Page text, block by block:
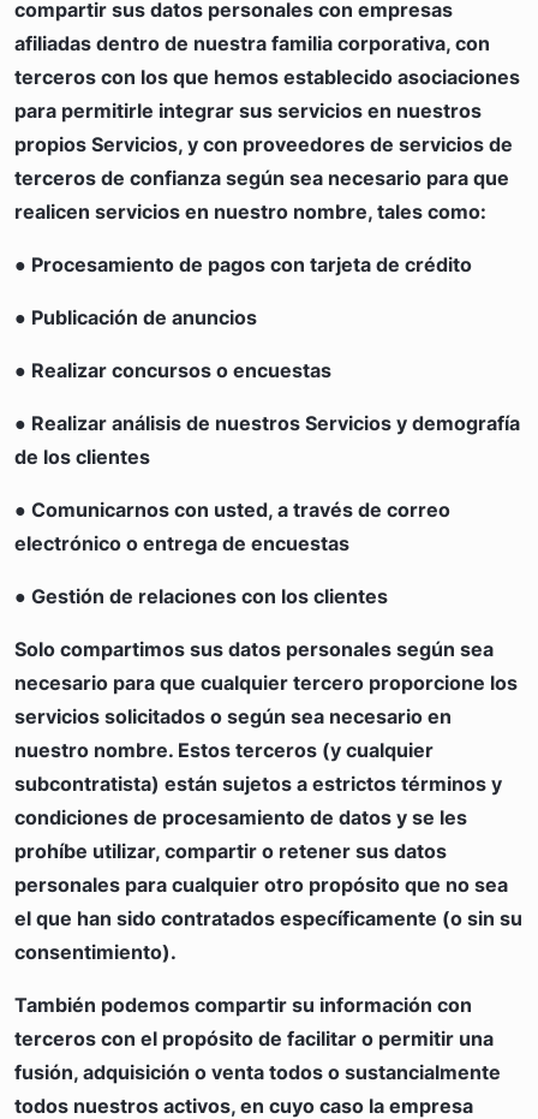
compartir sus datos personales con empresas
afiliadas dentro de nuestra familia corporativa, con
terceros con los que hemos establecido asociaciones
para permitirle integrar sus servicios en nuestros
propios Servicios, y con proveedores de servicios de
terceros de confianza según sea necesario para que
realicen servicios en nuestro nombre, tales como:
● Procesamiento de pagos con tarjeta de crédito
● Publicación de anuncios
● Realizar concursos o encuestas
● Realizar análisis de nuestros Servicios y demografía
de los clientes
● Comunicarnos con usted, a través de correo
electrónico o entrega de encuestas
● Gestión de relaciones con los clientes
Solo compartimos sus datos personales según sea
necesario para que cualquier tercero proporcione los
servicios solicitados o según sea necesario en
nuestro nombre. Estos terceros (y cualquier
subcontratista) están sujetos a estrictos términos y
condiciones de procesamiento de datos y se les
prohíbe utilizar, compartir o retener sus datos
personales para cualquier otro propósito que no sea
el que han sido contratados específicamente (o sin su
consentimiento).
También podemos compartir su información con
terceros con el propósito de facilitar o permitir una
fusión, adquisición o venta todos o sustancialmente
todos nuestros activos, en cuyo caso la empresa